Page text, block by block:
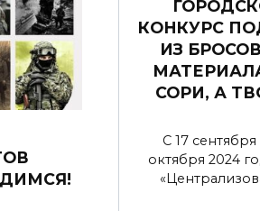
КОНКУРС
ИЗ
СОРИ, А
С 17 сентября
октября 2024